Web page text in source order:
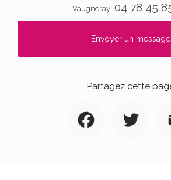
Vaugneray. 04 78 45
Envoyer un message
Partagez cette